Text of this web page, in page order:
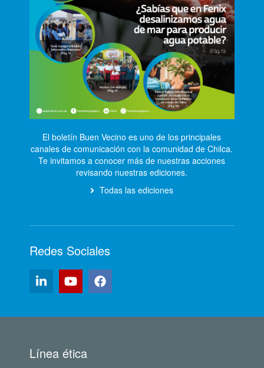
El boletín Buen Vecino es uno de los principales
canales de comunicación con la comunidad de Chilca.
Te invitamos a conocer más de nuestras acciones
revisando nuestras ediciones.
Todas las ediciones
Redes Sociales
Línea ética